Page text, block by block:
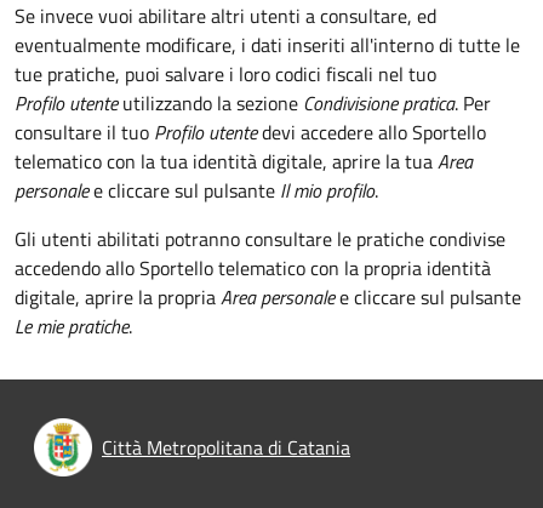
Se invece vuoi abilitare altri utenti a consultare, ed
eventualmente modificare, i dati inseriti all'interno di tutte le
tue pratiche, puoi salvare i loro codici fiscali nel tuo
Profilo utenteutilizzando la sezione Condivisione pratica. Per
consultare il tuo Profilo utentedevi accedere allo Sportello
telematico con la tua identità digitale, aprire la tuaArea
personalee cliccare sul pulsante Il mio profilo.
Gli utenti abilitati potranno consultare le pratiche condivise
accedendo allo Sportello telematico con la propria identità
digitale, aprire la propriaArea personalee cliccare sul pulsante
Le mie pratiche.
Città Metropolitana di Catania